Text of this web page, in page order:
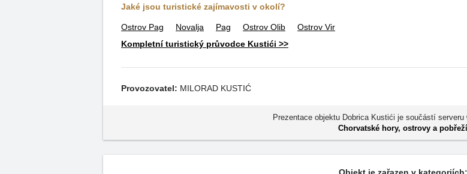
Jaké jsou turistické zajímavosti v okolí?
Ostrov Pag Novalja Pag Ostrov Olib
Ostrov Vir
Kompletní turistický průvodce Kustići >>
Provozovatel: MILORAD KUSTIĆ
Prezentace objektu Dobrica Kustići je součástí serveru
Chorvatské hory, ostrovy a pobřeží